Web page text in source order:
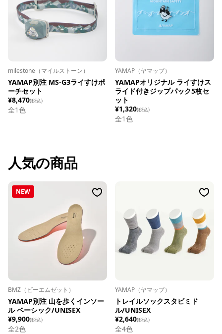
milestone（マイルストーン）
YAMAP別注 MS-G3ライすけポ
ーチセット
¥8,470(税込)
全1色
YAMAP（ヤマップ）
YAMAPオリジナル ライすけス
ライド付きジップパック5枚セ
ット
¥1,320(税込)
全1色
人気の商品
NEW
BMZ（ビーエムゼット）
YAMAP別注 山を歩くインソー
ル ベーシック/UNISEX
¥9,900(税込)
全2色
YAMAP（ヤマップ）
トレイルソックスタビミド
ル/UNISEX
¥2,640(税込)
全4色